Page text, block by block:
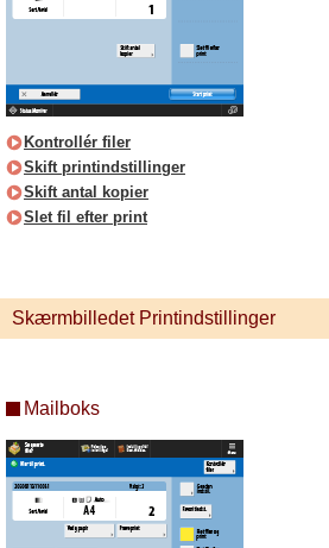
Kontrollér filer
Skift printindstillinger
Skift antal kopier
Slet fil efter print
Skærmbilledet Printindstillinger
Mailboks